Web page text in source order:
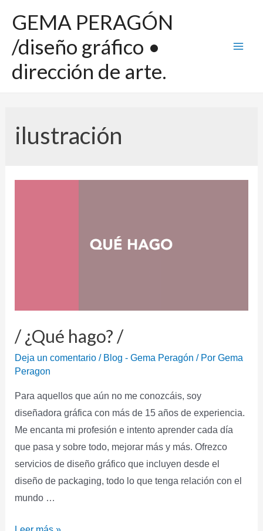
GEMA PERAGÓN
/diseño gráfico •
dirección de arte.
ilustración
/ ¿Qué hago? /
Deja un comentario / Blog - Gema Peragón / Por Gema
Peragon
Para aquellos que aún no me conozcáis, soy
diseñadora gráfica con más de 15 años de experiencia.
Me encanta mi profesión e intento aprender cada día
que pasa y sobre todo, mejorar más y más. Ofrezco
servicios de diseño gráfico que incluyen desde el
diseño de packaging, todo lo que tenga relación con el
mundo …